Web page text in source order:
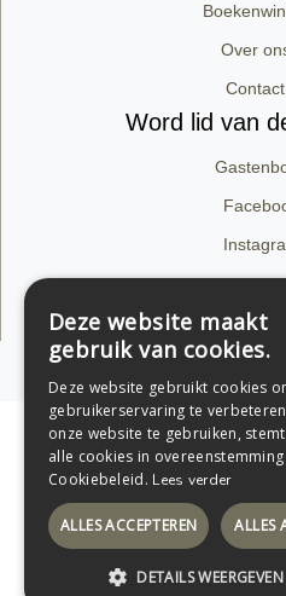
Over
Contact
Word lid van
© 2026 dirk van babylon.
Deze website maakt
gebruik van cookies.
Deze website gebruikt cookies
gebruikerservaring te
onze website te gebruiken,
alle cookies in
Cookiebeleid. Lees verder
ALLES ACCEPTEREN ALLES
DETAILS WEERGEVEN